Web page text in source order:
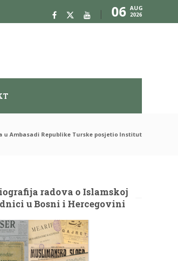
06 AUG
2026
u Ambasadi Republike Turske posjetio Institut
radova o Islamskoj
u Bosni i Hercegovini